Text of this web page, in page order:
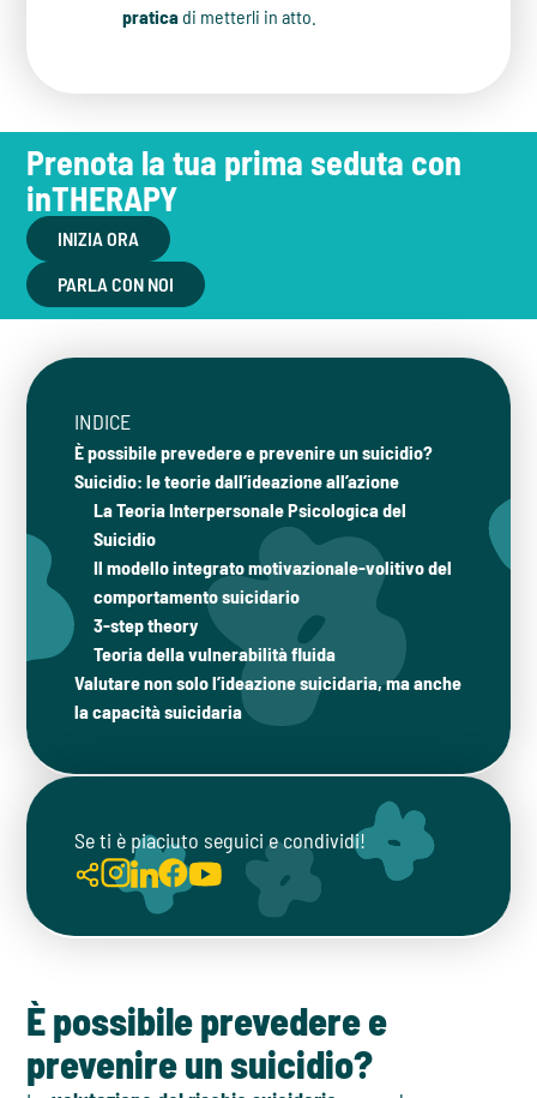
praticadi metterli in atto.
Prenota la tua prima seduta con
inTHERAPY
INIZIA ORA
PARLA CON NOI
INDICE
È possibile prevedere e prevenire un suicidio?
Suicidio: le teorie dall’ideazione all’azione
La Teoria Interpersonale Psicologica del
Suicidio
Il modello integrato motivazionale-volitivo del
comportamento suicidario
3-step theory
Teoria della vulnerabilità fluida
Valutare non solo l’ideazione suicidaria, ma anche
la capacità suicidaria
Se ti è piaciuto seguici e condividi!
È possibile prevedere e
prevenire un suicidio?